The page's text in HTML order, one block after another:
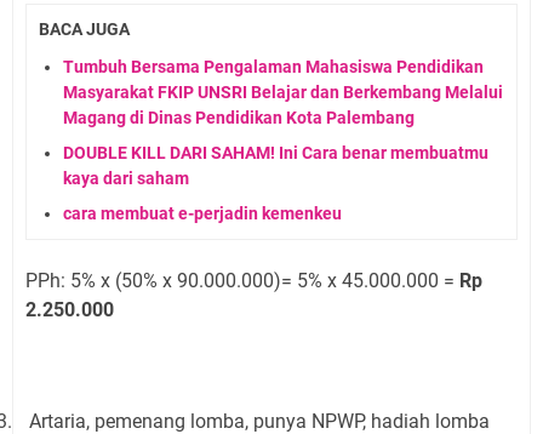
BACA JUGA
Tumbuh Bersama Pengalaman Mahasiswa Pendidikan
Masyarakat FKIP UNSRI Belajar dan Berkembang Melalui
Magang di Dinas Pendidikan Kota Palembang
DOUBLE KILL DARI SAHAM! Ini Cara benar membuatmu
kaya dari saham
cara membuat e-perjadin kemenkeu
PPh: 5% x (50% x 90.000.000)= 5% x 45.000.000 = Rp
2.250.000
Artaria, pemenang lomba, punya NPWP, hadiah lomba